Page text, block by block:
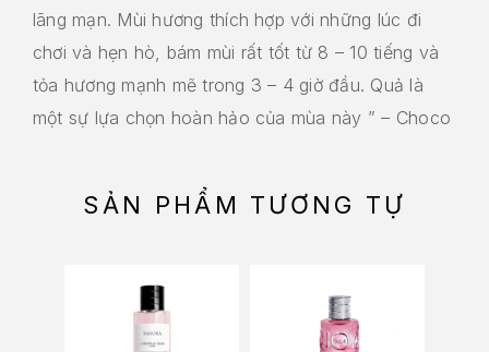
lãng mạn. Mùi hương thích hợp với những lúc đi
chơi và hẹn hò, bám mùi rất tốt từ 8 – 10 tiếng và
tỏa hương mạnh mẽ trong 3 – 4 giờ đầu. Quả là
một sự lựa chọn hoàn hảo của mùa này ” – Choco
SẢN PHẨM TƯƠNG TỰ